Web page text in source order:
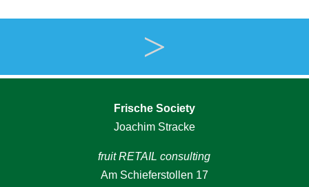
>
Frische Society
Joachim Stracke
fruit RETAIL consulting
Am Schieferstollen 17